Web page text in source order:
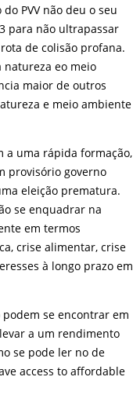
PVV não deu o seu
para não ultrapassar
de colisão profana.
natureza eo meio
maior de outros
e meio ambiente
a uma rápida formação,
provisório governo
eleição prematura.
se enquadrar na
em termos
crise alimentar, crise
à longo prazo em
se encontrar em
a um rendimento
se pode ler no de
access to affordable